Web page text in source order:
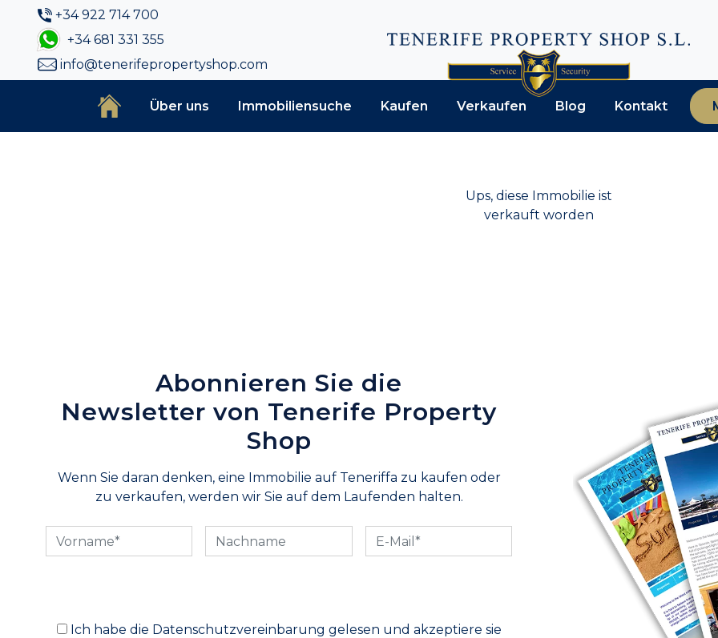
+34 922 714 700
+34 681 331 355
info@tenerifepropertyshop.com
Über uns Immobiliensuche Kaufen Verkaufen Blog Kontakt
Ups, diese Immobilie ist
verkauft worden
Abonnieren Sie die
Newsletter von Tenerife Property
Shop
Wenn Sie daran denken, eine Immobilie auf Teneriffa zu kaufen oder
zu verkaufen, werden wir Sie auf dem Laufenden halten.
Ich habe die Datenschutzvereinbarung gelesen und akzeptiere sie